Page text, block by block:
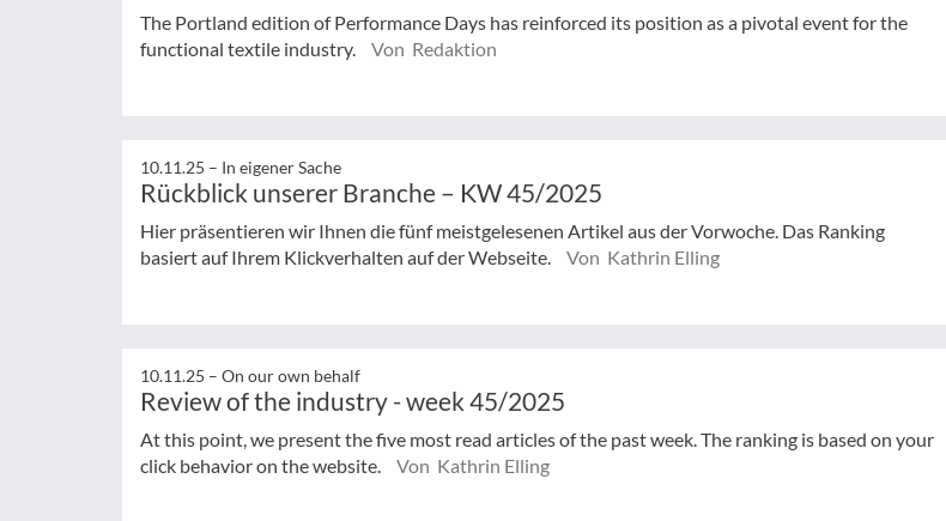
The Portland edition of Performance Days has reinforced its position as a pivotal event for the
functional textile industry.
Von Redaktion
10.11.25 – In eigener Sache
Rückblick unserer Branche – KW 45/2025
Hier präsentieren wir Ihnen die fünf meistgelesenen Artikel aus der Vorwoche. Das Ranking
basiert auf Ihrem Klickverhalten auf der Webseite.
Von Kathrin Elling
10.11.25 – On our own behalf
Review of the industry - week 45/2025
At this point, we present the five most read articles of the past week. The ranking is based on your
click behavior on the website.
Von Kathrin Elling